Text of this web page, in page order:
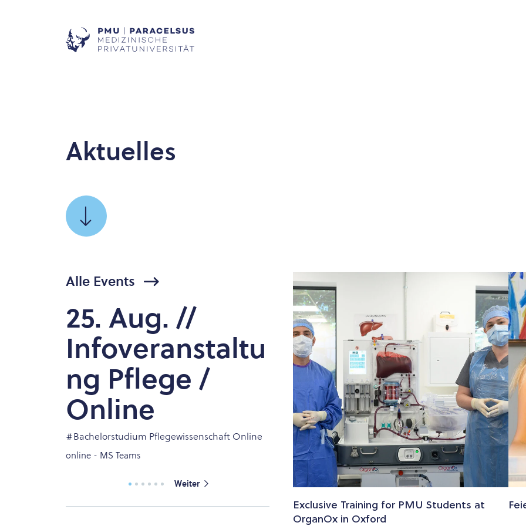
Aktuelles
SCROLLEN
SIE
Alle Events
25. Aug. //
Infoveranstaltu
ng Pflege /
Online
#Bachelorstudium Pflegewissenschaft Online
online - MS Teams
01. Sep. //
Infoveranstaltu
ng Public
Health / Online
#Masterstudium Public Health
online - MS Teams
23.
ng
Weiter
Exclusive Training for PMU Students at
OrganOx in Oxford